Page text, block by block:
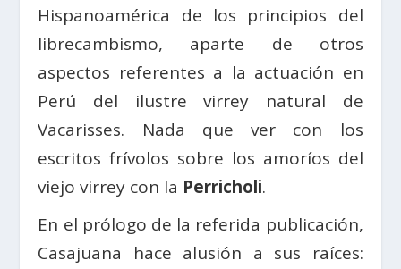
Hispanoamérica de los principios del
librecambismo, aparte de otros
aspectos referentes a la actuación en
Perú del ilustre virrey natural de
Vacarisses. Nada que ver con los
escritos frívolos sobre los amoríos del
viejo virrey con la Perricholi.
En el prólogo de la referida publicación,
Casajuana hace alusión a sus raíces: